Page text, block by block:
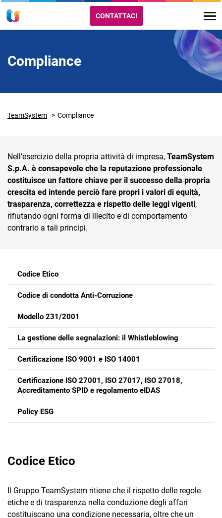
Ecommerce
Email Marketing
Fatturazione
Financial Solutions
HR
Trust Services
TeamSystem Store
CONTATTACI
Compliance
TeamSystem Compliance
Nell’esercizio della propria attività di impresa, TeamSystem
S.p.A. è consapevole che la reputazione professionale
costituisce un fattore chiave per il successo della propria
crescita ed intende perciò fare propri i valori di equità,
trasparenza, correttezza e rispetto delle leggi vigenti,
rifiutando ogni forma di illecito e di comportamento
contrario a tali principi.
Codice Etico
Codice di condotta Anti-Corruzione
Modello 231/2001
La gestione delle segnalazioni: il Whistleblowing
Certificazione ISO 9001 e ISO 14001
Certificazione ISO 27001, ISO 27017, ISO 27018,
Accreditamento SPID e regolamento eIDAS
Policy ESG
Codice Etico
Il Gruppo TeamSystem ritiene che il rispetto delle regole
etiche e di trasparenza nella conduzione degli affari
costituiscano una condizione necessaria, oltre che un